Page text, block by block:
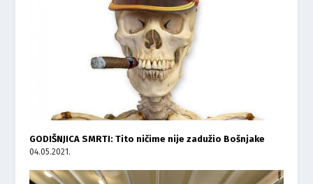
GODIŠNJICA SMRTI: Tito ničime nije zadužio Bošnjake
04.05.2021.